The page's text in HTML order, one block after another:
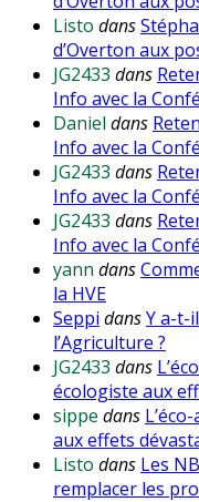
Listo dans
d’Overton aux
JG2433 dans
Info avec la
Daniel dans
Info avec la
JG2433 dans
Info avec la
JG2433 dans
Info avec la
yann dans
la HVE
Seppi dansY a-t-
l’Agriculture ?
JG2433 dans
écologiste aux
sippe dans
aux effets
Listo dans Les
remplacer les